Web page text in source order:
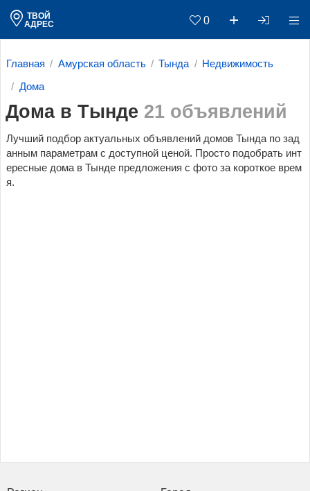
ТВОЙ
АДРЕС
0
Главная Амурская область Тында Недвижимость
Дома
Дома в Тынде 21 объявлений
Лучший подбор актуальных объявлений домов Тында по зад
анным параметрам c доступной ценой. Просто подобрать инт
ересные дома в Тынде предложения с фото за короткое врем
я.